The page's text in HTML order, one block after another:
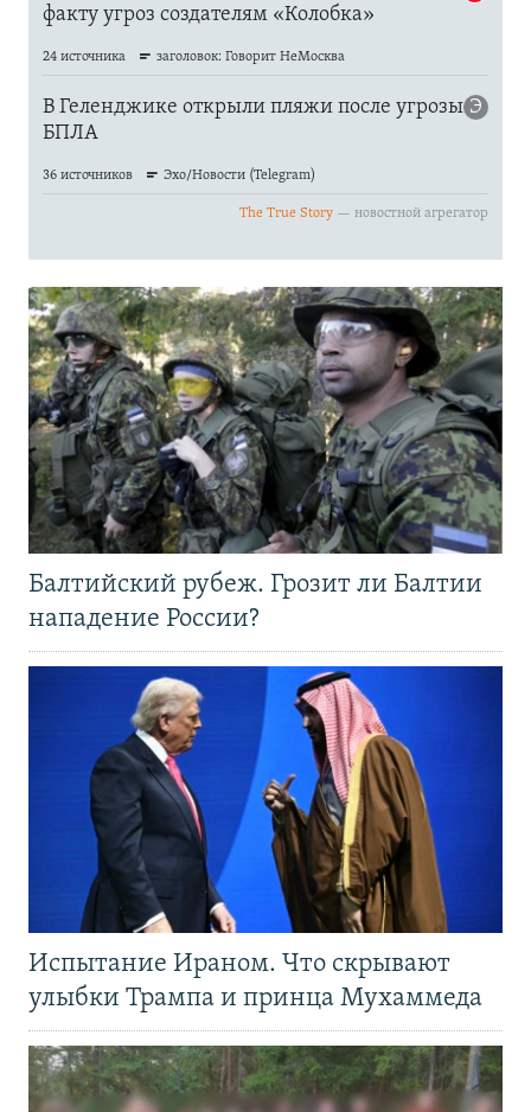
Балтийский рубеж. Грозит ли Балтии
нападение России?
Испытание Ираном. Что скрывают
улыбки Трампа и принца Мухаммеда